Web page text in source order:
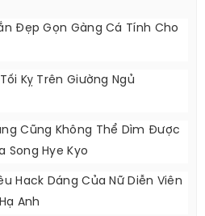
Đẹp Gọn Gàng Cá Tính Cho
Kỵ Trên Giường Ngủ
Cũng Không Thể Dìm Được
Song Hye Kyo
Hack Dáng Của Nữ Diễn Viên
Anh